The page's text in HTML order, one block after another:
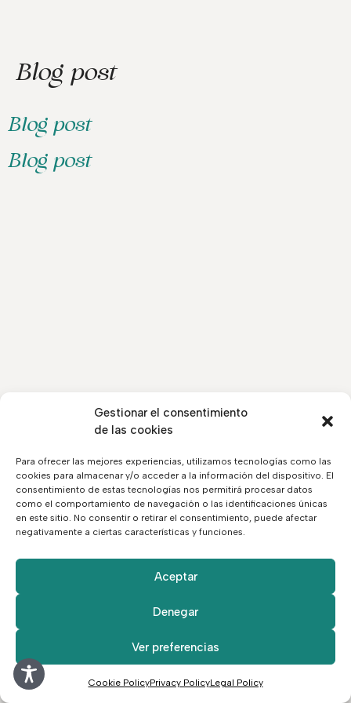
Gestionar el consentimiento
de las cookies
Para ofrecer las mejores experiencias, utilizamos tecnologías como las
cookies para almacenar y/o acceder a la información del dispositivo. El
consentimiento de estas tecnologías nos permitirá procesar datos
como el comportamiento de navegación o las identificaciones únicas
en este sitio. No consentir o retirar el consentimiento, puede afectar
negativamente a ciertas características y funciones.
Aceptar
Denegar
Ver preferencias
Cookie PolicyPrivacy PolicyLegal Policy
Blog post
Blog post
Blog post